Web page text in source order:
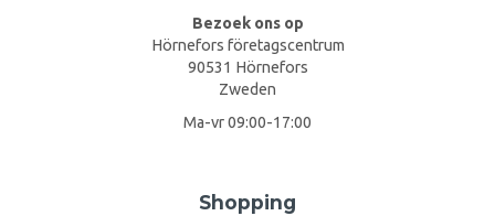
Bezoek ons op
Hörnefors företagscentrum
90531 Hörnefors
Zweden
Ma-vr 09:00-17:00
Shopping